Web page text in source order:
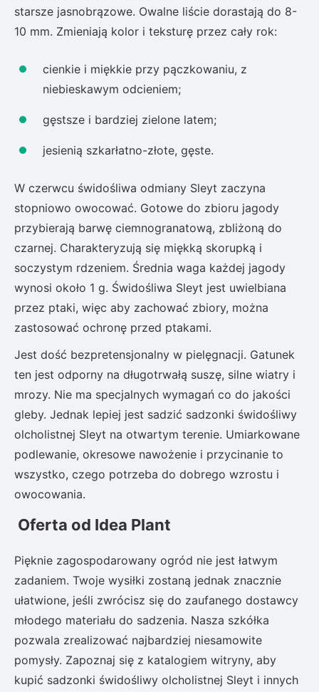
starsze jasnobrązowe. Owalne liście dorastają do 8-
10 mm. Zmieniają kolor i teksturę przez cały rok:
cienkie i miękkie przy pączkowaniu, z
niebieskawym odcieniem;
gęstsze i bardziej zielone latem;
jesienią szkarłatno-złote, gęste.
W czerwcu świdośliwa odmiany Sleyt zaczyna
stopniowo owocować. Gotowe do zbioru jagody
przybierają barwę ciemnogranatową, zbliżoną do
czarnej. Charakteryzują się miękką skorupką i
soczystym rdzeniem. Średnia waga każdej jagody
wynosi około 1 g. Świdośliwa Sleyt jest uwielbiana
przez ptaki, więc aby zachować zbiory, można
zastosować ochronę przed ptakami.
Jest dość bezpretensjonalny w pielęgnacji. Gatunek
ten jest odporny na długotrwałą suszę, silne wiatry i
mrozy. Nie ma specjalnych wymagań co do jakości
gleby. Jednak lepiej jest sadzić sadzonki świdośliwy
olcholistnej Sleyt na otwartym terenie. Umiarkowane
podlewanie, okresowe nawożenie i przycinanie to
wszystko, czego potrzeba do dobrego wzrostu i
owocowania.
Oferta od Idea Plant
Pięknie zagospodarowany ogród nie jest łatwym
zadaniem. Twoje wysiłki zostaną jednak znacznie
ułatwione, jeśli zwrócisz się do zaufanego dostawcy
młodego materiału do sadzenia. Nasza szkółka
pozwala zrealizować najbardziej niesamowite
pomysły. Zapoznaj się z katalogiem witryny, aby
kupić sadzonki świdośliwy olcholistnej Sleyt i innych